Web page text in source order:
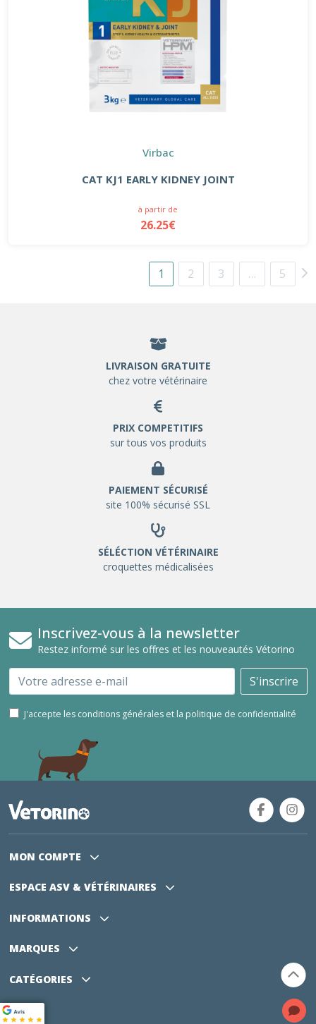
Virbac
CAT KJ1 EARLY KIDNEY JOINT
à partir de
26.25€
1 2 3 … 5
LIVRAISON GRATUITE
chez votre vétérinaire
PRIX COMPETITIFS
sur tous vos produits
PAIEMENT SÉCURISÉ
site 100% sécurisé SSL
SÉLÉCTION VÉTÉRINAIRE
croquettes médicalisées
Inscrivez-vous à la newsletter
Restez informé sur les offres et les nouveautés Vétorino
Email S'inscrire
J'accepte les conditions générales et la politique de confidentialité
MON COMPTE
ESPACE ASV & VÉTÉRINAIRES
INFORMATIONS
MARQUES
CATÉGORIES